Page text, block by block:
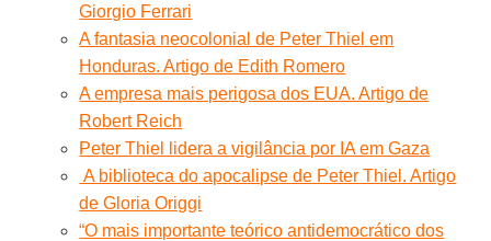
Giorgio Ferrari
A fantasia neocolonial de Peter Thiel em
Honduras. Artigo de Edith Romero
A empresa mais perigosa dos EUA. Artigo de
Robert Reich
Peter Thiel lidera a vigilância por IA em Gaza
A biblioteca do apocalipse de Peter Thiel. Artigo
de Gloria Origgi
“O mais importante teórico antidemocrático dos